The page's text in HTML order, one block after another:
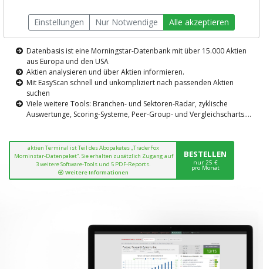
Die Aktienanalyse-Plattform von
TraderFox
Datenbasis ist eine Morningstar-Datenbank mit über 15.000 Aktien
aus Europa und den USA
Aktien analysieren und über Aktien informieren.
Mit EasyScan schnell und unkompliziert nach passenden Aktien
suchen
Viele weitere Tools: Branchen- und Sektoren-Radar, zyklische
Auswertunge, Scoring-Systeme, Peer-Group- und Vergleichscharts....
aktien Terminal ist Teil des Abopaketes „TraderFox
Morninstar-Datenpaket“. Sie erhalten zusätzlich Zugang auf
3 weitere Software-Tools und 5 PDF-Reports.
Weitere Informationen
BESTELLEN
nur 25 €
pro Monat
Einstellungen Nur Notwendige Alle akzeptieren